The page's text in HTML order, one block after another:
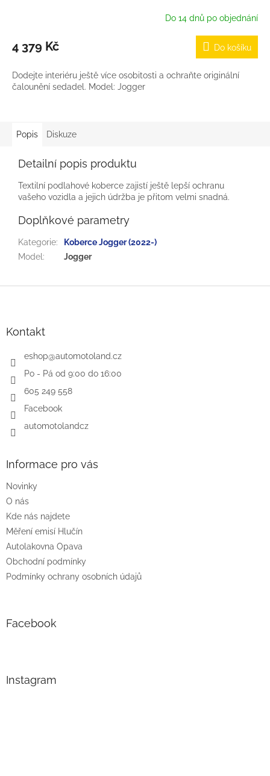
Do 14 dnů po objednání
4 379 Kč Do košíku
Dodejte interiéru ještě více osobitosti a ochraňte originální
čalounění sedadel. Model: Jogger
Popis Diskuze
Detailní popis produktu
Textilní podlahové koberce zajistí ještě lepší ochranu
vašeho vozidla a jejich údržba je přitom velmi snadná.
Doplňkové parametry
Kategorie:
Koberce Jogger (2022-)
Model : Jogger
Kontakt
eshop@automotoland.cz
Po - Pá od 9:00 do 16:00
605 249 558
Facebook
automotolandcz
Informace pro vás
Novinky
O nás
Kde nás najdete
Měření emisí Hlučín
Autolakovna Opava
Obchodní podmínky
Podmínky ochrany osobních údajů
Facebook
Instagram